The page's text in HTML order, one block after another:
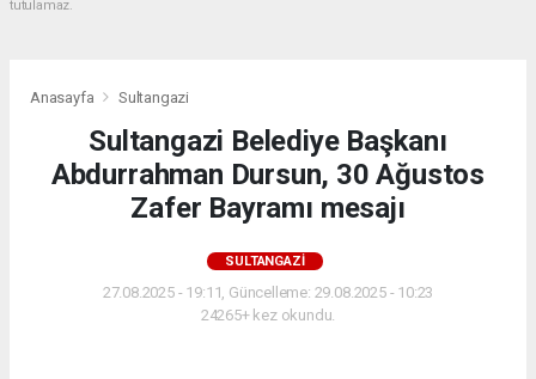
tutulamaz.
Anasayfa Sultangazi
Sultangazi Belediye Başkanı
Abdurrahman Dursun, 30 Ağustos
Zafer Bayramı mesajı
SULTANGAZI
27.08.2025 - 19:11, Güncelleme: 29.08.2025 - 10:23
24265+ kez okundu.